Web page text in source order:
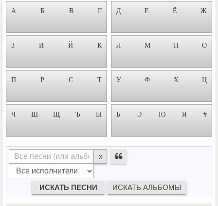
А Б В Г Д Е Ё Ж
З И Й К Л М Н О
П Р С Т У Ф Х Ц
Ч Ш Щ Ъ Ы Ь Э Ю Я #
x